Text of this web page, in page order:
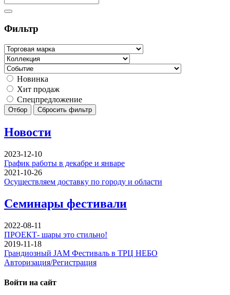
Фильтр
Новинка
Хит продаж
Спецпредложение
Отбор Сбросить фильтр
Новости
2023-12-10
График работы в декабре и январе
2021-10-26
Осуществляем доставку по городу и области
Семинары фестивали
2022-08-11
ПРОЕКТ- шары это стильно!
2019-11-18
Грандиозный JAM Фестиваль в ТРЦ НЕБО
Авторизация/Регистрация
Войти на сайт